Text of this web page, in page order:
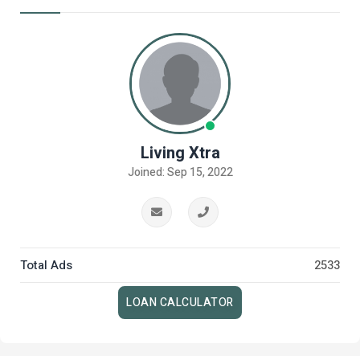
Living Xtra
Joined: Sep 15, 2022
Total Ads 2533
LOAN CALCULATOR